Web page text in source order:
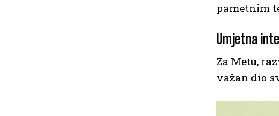
pametnim
Umjetna
Za Metu,
važan dio